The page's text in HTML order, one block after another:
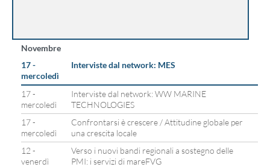
Novembre
17 -
mercoledì
Interviste dal network: MES
17 -
mercoledì
Interviste dal network: WW MARINE
TECHNOLOGIES
17 -
mercoledì
Confrontarsi è crescere / Attitudine globale per
una crescita locale
12 -
venerdì
Verso i nuovi bandi regionali a sostegno delle
PMI: i servizi di mareFVG